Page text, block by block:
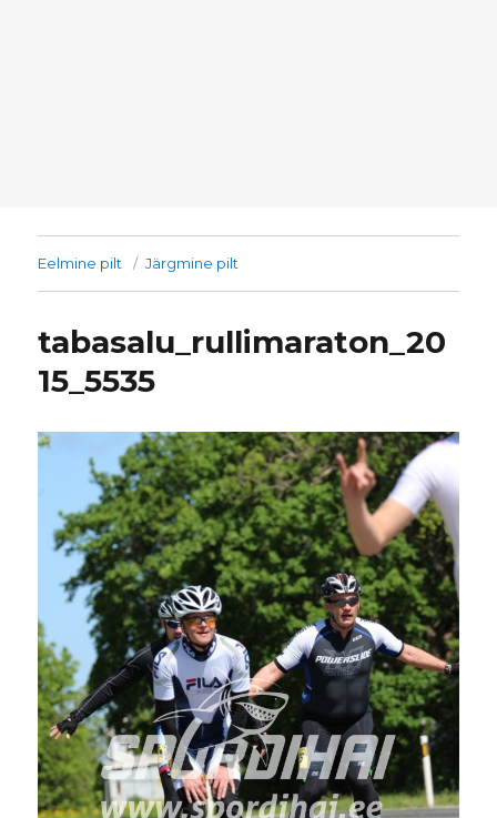
Eelmine pilt Järgmine pilt
tabasalu_rullimaraton_20
15_5535